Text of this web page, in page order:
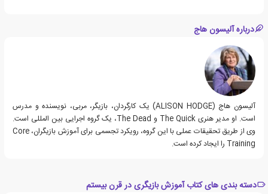
درباره آلیسون هاج
آلیسون هاج (ALISON HODGE) یک کارگردان، بازیگر، مربی، نویسنده و مدرس
است. او مدیر هنری The Quick و The Dead، یک گروه اجرایی بین المللی است.
وی از طریق تحقیقات عملی با این گروه، رویکرد تجسمی برای آموزش بازیگران، Core
Training را ایجاد کرده است.
دسته بندی های کتاب آموزش بازیگری در قرن بیستم